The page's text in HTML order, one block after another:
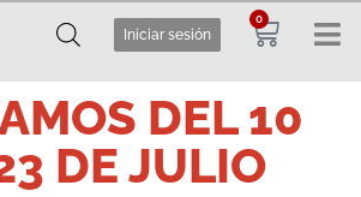
Iniciar sesión
0
DEL 10
DE JULIO